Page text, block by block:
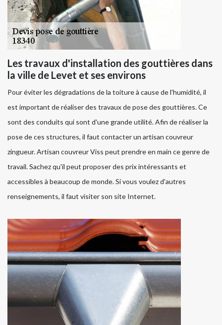
Les travaux d'installation des gouttières dans
la ville de Levet et ses environs
Pour éviter les dégradations de la toiture à cause de l'humidité, il
est important de réaliser des travaux de pose des gouttières. Ce
sont des conduits qui sont d'une grande utilité. Afin de réaliser la
pose de ces structures, il faut contacter un artisan couvreur
zingueur. Artisan couvreur Viss peut prendre en main ce genre de
travail. Sachez qu'il peut proposer des prix intéressants et
accessibles à beaucoup de monde. Si vous voulez d'autres
renseignements, il faut visiter son site Internet.